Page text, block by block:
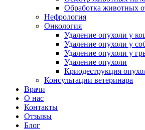
Обработка животных
Нефрология
Онкология
Удаление опухоли у
Удаление опухоли у
Удаление опухоли у
Удаление опухоли
Криодеструкция
Консультации ветеринара
Врачи
О нас
Контакты
Отзывы
Блог